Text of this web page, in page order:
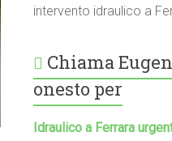
intervento idraulico a
Chiama
onesto per
Idraulico a Ferrara